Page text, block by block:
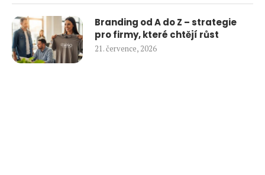
Branding od A do Z – strategie
pro firmy, které chtějí růst
21. července, 2026